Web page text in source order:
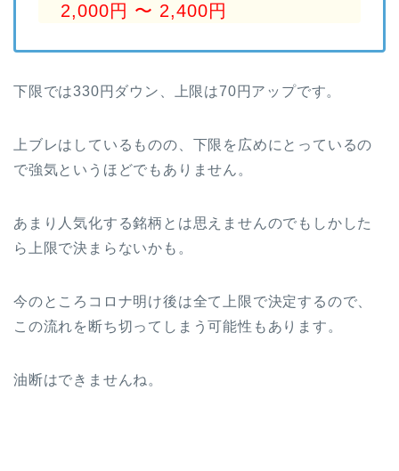
2,000円 〜 2,400円
下限では330円ダウン、上限は70円アップです。
上ブレはしているものの、下限を広めにとっているの
で強気というほどでもありません。
あまり人気化する銘柄とは思えませんのでもしかした
ら上限で決まらないかも。
今のところコロナ明け後は全て上限で決定するので、
この流れを断ち切ってしまう可能性もあります。
油断はできませんね。